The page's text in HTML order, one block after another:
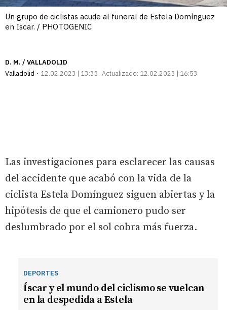
Un grupo de ciclistas acude al funeral de Estela Domínguez
en Iscar. / PHOTOGENIC
D. M. / VALLADOLID
Valladolid
12.02.2023 | 13:33 Actualizado: 12.02.2023 | 16:53
Las investigaciones para esclarecer las causas
del accidente que acabó con la vida de la
ciclista Estela Domínguez siguen abiertas y la
hipótesis de que el camionero pudo ser
deslumbrado por el sol cobra más fuerza.
DEPORTES
Íscar y el mundo del ciclismo se vuelcan
en la despedida a Estela